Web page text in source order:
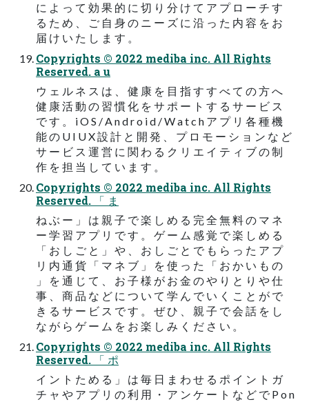
に よ っ て 効 果 的 に 切 り 分 け て ア プ ロ ー チ す
る た め 、 ご 自 身 の ニ ー ズ に 沿 っ た 内 容 を お
届 け い た し ま す 。
Copyrights © 2022 mediba inc. All Rights
Reserved. a u
ウ ェ ル ネ ス は 、 健 康 を 目 指 す す べ て の 方 へ
健 康 活 動 の 習 慣 化 を サ ポ ー ト す る サ ー ビ ス
で す 。 i O S / A n d r o i d / W a t c h ア プ リ 各 種 機
能 の U I U X 設 計 と 開 発 、 プ ロ モ ー シ ョ ン な ど
サ ー ビ ス 運 営 に 関 わ る ク リ エ イ テ ィ ブ の 制
作 を 担 当 し て い ま す 。
Copyrights © 2022 mediba inc. All Rights
Reserved. 「 ま
ね ぶ ー 」 は 親 子 で 楽 し め る 完 全 無 料 の マ ネ
ー 学 習 ア プ リ で す 。 ゲ ー ム 感 覚 で 楽 し め る
「 お し ご と 」 や 、 お し ご と で も ら っ た ア プ
リ 内 通 貨 「 マ ネ ブ 」 を 使 っ た 「 お か い も の
」 を 通 じ て 、 お 子 様 が お 金 の や り と り や 仕
事 、 商 品 な ど に つ い て 学 ん で い く こ と が で
き る サ ー ビ ス で す 。 ぜ ひ 、 親 子 で 会 話 を し
な が ら ゲ ー ム を お 楽 し み く だ さ い 。
Copyrights © 2022 mediba inc. All Rights
Reserved. 「 ポ
イ ン ト た め る 」 は 毎 日 ま わ せ る ポ イ ン ト ガ
チ ャ や ア プ リ の 利 用 ・ ア ン ケ ー ト な ど で P o n